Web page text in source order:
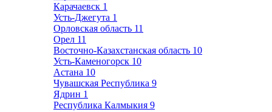
Карачаевск 1
Усть-Джегута 1
Орловская область 11
Орел 11
Восточно-Казахстанская область 10
Усть-Каменогорск 10
Астана 10
Чувашская Республика 9
Ядрин 1
Республика Калмыкия 9